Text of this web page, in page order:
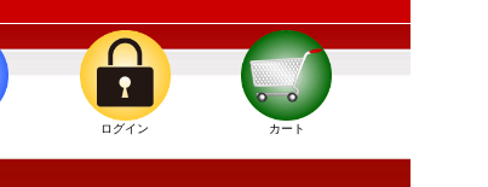
ログイン カート